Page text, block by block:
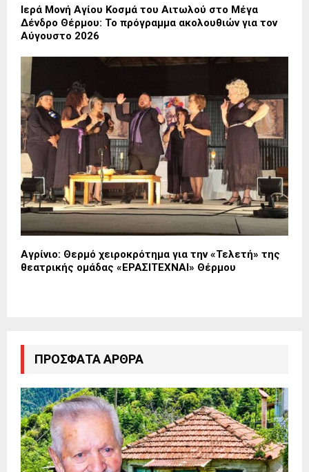
Ιερά Μονή Αγίου Κοσμά του Αιτωλού στο Μέγα
Δένδρο Θέρμου: Το πρόγραμμα ακολουθιών για τον
Αύγουστο 2026
Αγρίνιο: Θερμό χειροκρότημα για την «Τελετή» της
θεατρικής ομάδας «ΕΡΑΣΙΤΕΧΝΑΙ» Θέρμου
ΠΡΌΣΦΑΤΑ ΆΡΘΡΑ